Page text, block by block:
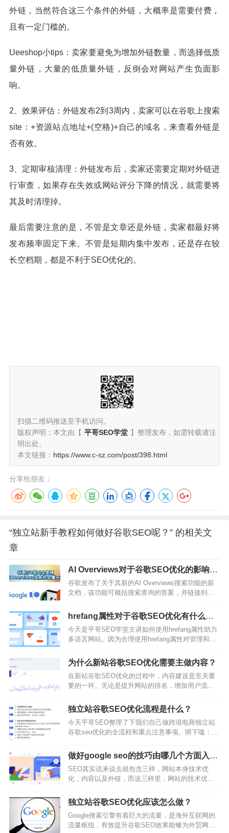
外链，当然符合这三个条件的外链，大概率是需要付费，
且有一定门槛的。
Ueeshop小tips：卖家要避免为增加外链数量，而选择低质
量外链，大量的低质量外链，反倒会对网站产生负面影
响。
2、效果评估：外链发布2到3周内，卖家可以在谷歌上搜索
site：+资源站点地址+(空格)+自己的域名，来查看外链是
否有效。
3、定期审核清理：外链发布后，卖家还需要定期对外链进
行审查，如果存在失效或网站评分下降的情况，就需要将
其及时清理掉。
最后需要注意的是，不管是文章还是外链，卖家都最好将
发布频率固定下来。不管是短期内集中发布，还是存在较
长空档期，都是不利于SEO优化的。
扫描二维码推送至手机访问。
版权声明：本文由【 平哥SEO学堂 】整理发布，如需转载请注
明出处。
本文链接： https://www.c-sz.com/post/398.html
分享给朋友：
“独立站新手教程如何做好谷歌SEO呢？” 的相关文
章
AI Overviews对于谷歌SEO优化的影响是
什么？
谷歌发布了关于其新的AI Overviews搜索功能的新
文档，该功能可概括搜索查询的答案，并链接到可
如何工作以及出版商和搜索引擎优化人员应注意事
项的重要信息。触发AI Overviews因素当用户的意
图是快速了解信息，尤其是当信息需求与任务相关
联时，AI Overviews就会显示出来。“AI Overviews
appear in Google Sea…
hrefang属性对于谷歌SEO优化有什么帮
助呢？
今天是平哥SEO学堂主讲如何使用hrefang属性助力
多语言网站。因为合理使用hrefang属性对管理和优
常重要的效果。 一、hrefang原理 1、什么是
hrefang hrefang是一种html属性，使用在link标签里
面，用来指定网页的语言和目标区域。 简单来…
为什么新站谷歌SEO优化需要主做内容？
在新站谷歌SEO优化的过程中，内容建设是至关重
要的一环。无论是提升网站的排名，增加用户流
下面将详细介绍为什么新站的谷歌SEO优化需要主
做内容，以及在内容建设方面需要注重的重点。为
什么新站谷歌SEO优化需要主做内容？1.SEO的基
础就是内容SEO（Search Engine Optimization）即
搜索引擎优化，其核心就是通过优化网站的内容，
结构和链接…
独立站谷歌SEO优化流程是什么？
今天平哥SEO整理了下我们自己做跨境电商独立站
谷歌seo优化的全流程和重点注意事项。唠下嗑：很
难入门的技术活，尤其是对于B2C的跨境电商网站
新手站长来说。说下我的个人经历。我本人在入行
之前从事了多年的海外广告相关的工作，但我对这
个领域直很感兴趣，就路跟着国外很白帽的课程和
行业博客，路学路做。直到今天，我依旧觉得，谷
歌SEO优化本质上是内容营销的工作。我…
做好google seo的技巧由哪几个方面入手
呢？
SEO其实说来说去就包含三样，网站本身技术优
化，内容以及外链，而这三样里，网站的技术优化
整网站的结构、速度和移动设备兼容性，以提高用
户体验和搜索引擎排名。好的网站优化可以确保访
问者能够快速找到他们需要的信息，同时也让搜索
引擎更容易爬取和索引你的网站。然后就是内容，
独立站谷歌SEO优化应该怎么做？
Google搜索引擎有着巨大的流量，是海外互联网的
流量枢纽，有效提升谷歌SEO效果能够为外贸网站